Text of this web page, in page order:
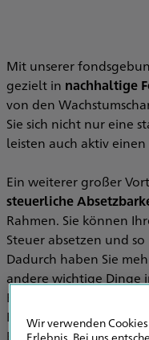
Mit unserer
gezielt in nachhaltige
von den
Sie sich nicht nur eine
leisten auch aktiv
Ein weiterer großer
steuerliche
Rahmen. Sie können
Steuer absetzen und
Dadurch haben Sie
andere wichtige Dinge
Basisrente erfolgt erst
Einkünfte im Alter in
Berufsleben, zahlen
Wir verwenden
Erlebnis. Bei uns